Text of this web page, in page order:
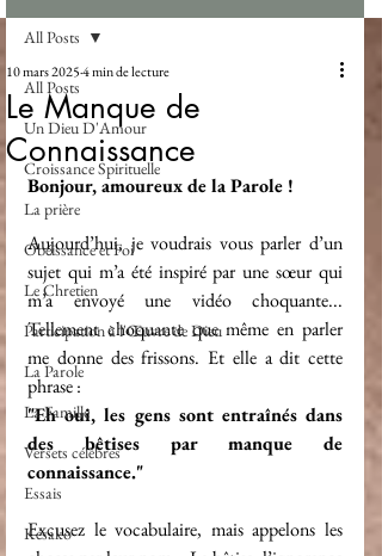
All Posts
Un Dieu D'Amour
Croissance Spirituelle
La prière
Obéissance et Foi
Le Chretien
Participation à l'Œuvre de Dieu
La Parole
La Famille
Versets célèbres
Essais
Késako
All Posts
Le Manque de
Connaissance
10 mars 20254 min de lecture
Bonjour, amoureux de la Parole !
Aujourd’hui, je voudrais vous parler d’un
sujet qui m’a été inspiré par une sœur qui
m’a envoyé une vidéo choquante...
Tellement choquante que même en parler
me donne des frissons. Et elle a dit cette
phrase :
"Eh oui, les gens sont entraînés dans
des bêtises par manque de
connaissance."
Excusez le vocabulaire, mais appelons les